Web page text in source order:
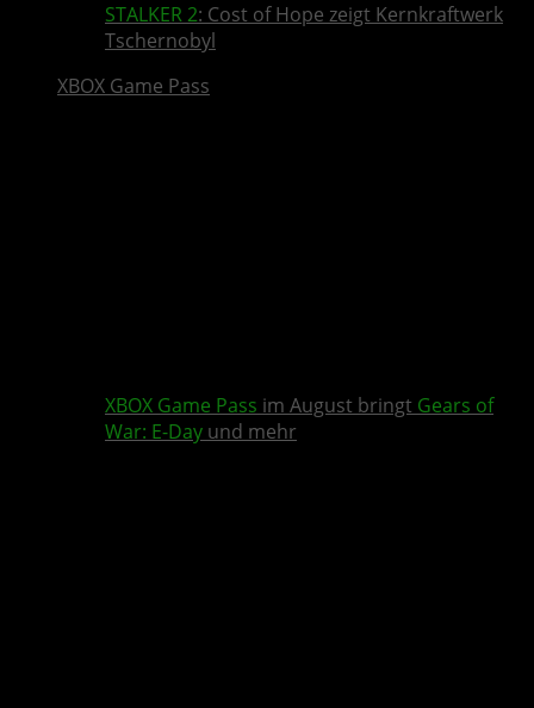
STALKER 2: Cost of Hope zeigt Kernkraftwerk
Tschernobyl
XBOX Game Pass
XBOX Game Pass im August bringt Gears of
War: E-Day und mehr